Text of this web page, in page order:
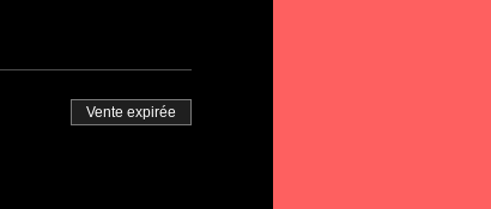
Vente expirée